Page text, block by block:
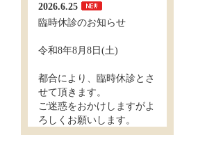
2026.6.25
臨時休診のお知らせ
令和8年8月8日(土)
都合により、臨時休診とさ
せて頂きます。
ご迷惑をおかけしますがよ
ろしくお願いします。